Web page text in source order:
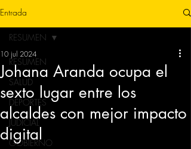
Entrada
RESUMEN
SALUD
DEPORTES
JUDICIAL
GOBIERNO
RESUMEN
Johana Aranda ocupa el
sexto lugar entre los
alcaldes con mejor impacto
digital
10 jul 2024